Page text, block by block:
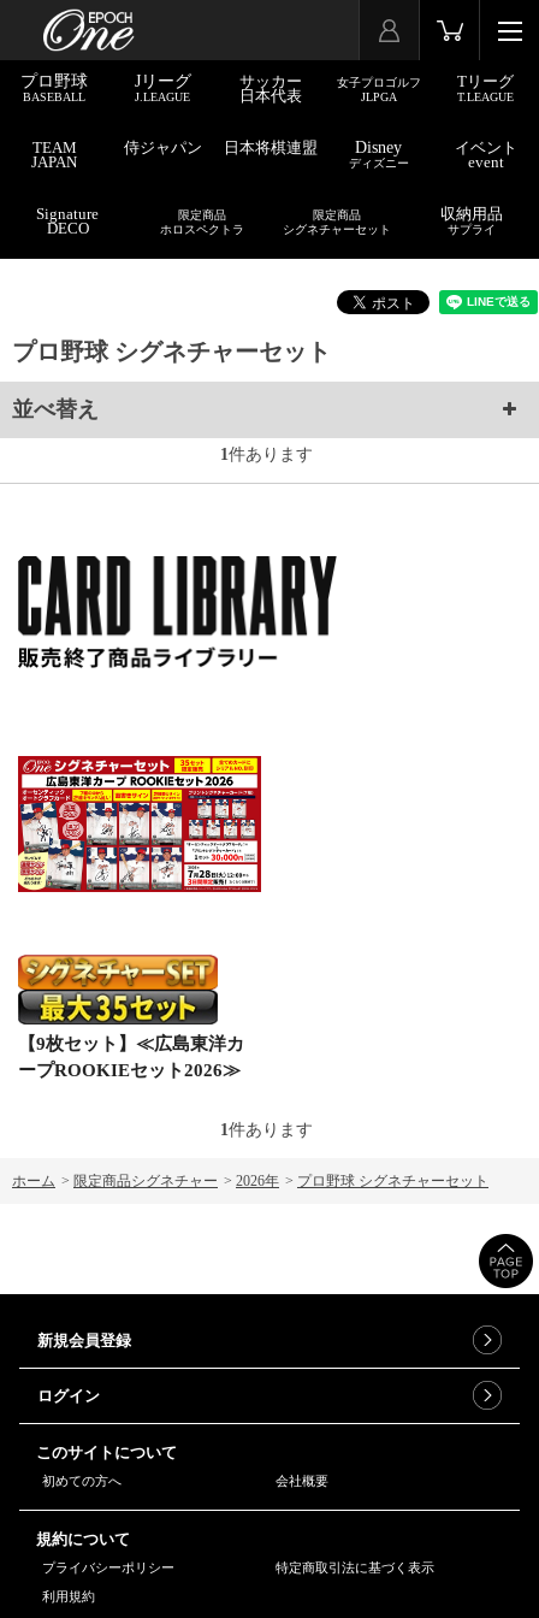
プロ野球
BASEBALL
Jリーグ
J.LEAGUE
サッカー
日本代表
女子プロゴルフ
JLPGA
Tリーグ
T.LEAGUE
TEAM
JAPAN
侍ジャパン 日本将棋連盟 Disney
ディズニー
イベント
event
Signature
DECO
限定商品
ホロスペクトラ
限定商品
シグネチャーセット
収納用品
サプライ
プロ野球 シグネチャーセット
並べ替え
1件あります
【9枚セット】≪広島東洋カ
ープROOKIEセット2026≫
1件あります
ホーム > 限定商品シグネチャー > 2026年 > プロ野球 シグネチャーセット
新規会員登録
ログイン
このサイトについて
初めての方へ 会社概要
規約について
プライバシーポリシー
特定商取引法に基づく表示
利用規約